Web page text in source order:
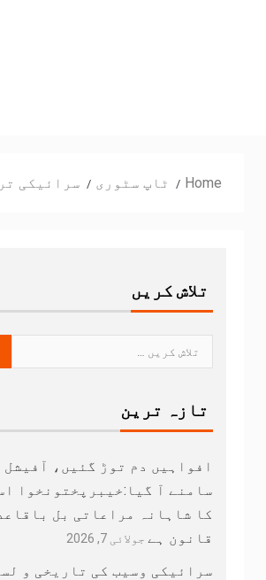
Home ٹاپ سٹوری سرائیکی
تلاش کریں
تازہ ترین
افواہیں دم توڑ گئیں، آفیشل
سامنے آ گیا:خیبرپختونخوا
کا شاہانہ مراعاتی بل
قانون ہے جولائی 7, 2026
سرائیکی وسیب کی تاریخی و